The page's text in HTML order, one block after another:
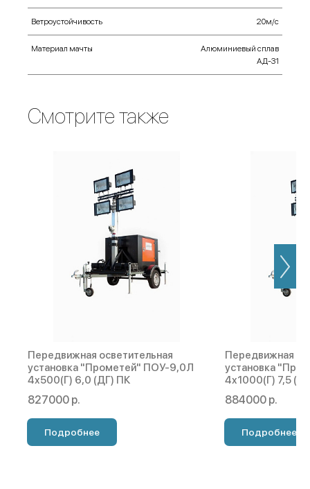
Ветроустойчивость 20м/с
Материал мачты
Алюминиевый сплав
АД-31
Смотрите также
Передвижная осветительная
установка "Прометей" ПОУ-9,0Л
4х500(Г) 6,0 (ДГ) ПК
827000 р.
Подробнее
Передвижная
установка
4х1000(Г) 7,5
884000 р.
Подробнее